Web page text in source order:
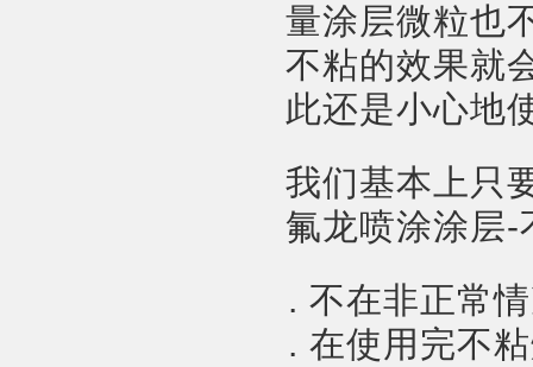
量涂层微粒也
不粘的效果就
此还是小心地
我们基本上只
氟龙喷涂涂层-
不在非正常
在使用完不